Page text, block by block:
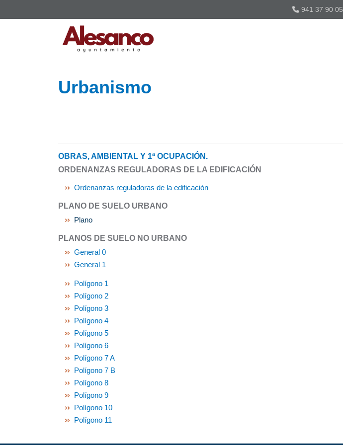
941 37 90 05
Urbanismo
OBRAS, AMBIENTAL Y 1ª OCUPACIÓN.
ORDENANZAS REGULADORAS DE LA EDIFICACIÓN
Ordenanzas reguladoras de la edificación
PLANO DE SUELO URBANO
Plano
PLANOS DE SUELO NO URBANO
General 0
General 1
Polígono 1
Polígono 2
Polígono 3
Polígono 4
Polígono 5
Polígono 6
Polígono 7 A
Polígono 7 B
Polígono 8
Polígono 9
Polígono 10
Polígono 11